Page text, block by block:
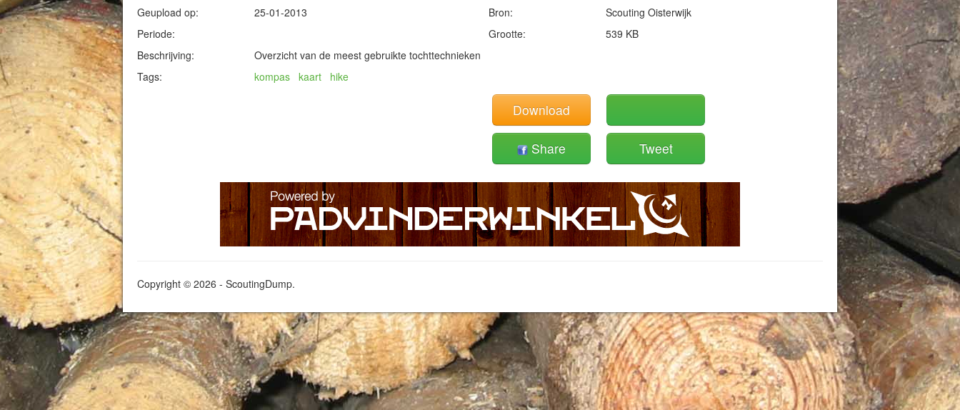
Geupload op:
25-01-2013 Bron:
Scouting Oisterwijk
Periode:
Grootte:
539 KB
Beschrijving:
Overzicht van de meest gebruikte tochttechnieken
Tags:
kompas kaart hike
Download
Share Tweet
Copyright © 2026 - ScoutingDump.